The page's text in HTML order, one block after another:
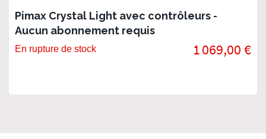
Pimax Crystal Light avec contrôleurs -
Aucun abonnement requis
En rupture de stock 1 069,00 €